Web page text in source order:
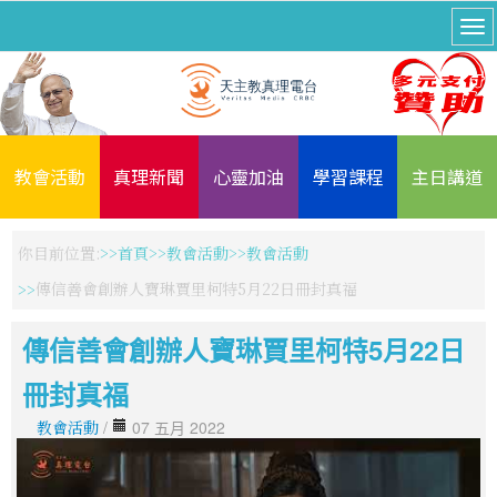
教會活動 真理新聞 心靈加油 學習課程 主日講道
你目前位置: 首頁 教會活動
教會活動
傳信善會創辦人寶琳賈里柯特5月22日冊封真福
傳信善會創辦人寶琳賈里柯特5月22日
冊封真福
教會活動 / 07 五月 2022